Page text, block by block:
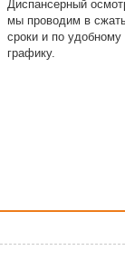
Диспансерный
мы проводим в
сроки и по удобному
графику.